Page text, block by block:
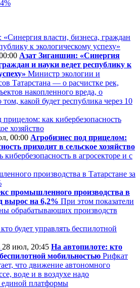
Азат Зиганшин: «Синергия
и науки ведет республику к
Министр экологии и
Татарстана — о расчистке рек,
накопленного вреда, о
какой будет республика через 10
00:00 Агробизнес под прицелом:
приходит в сельское хозяйство
кибербезопасность в агросекторе и с
промышленного производства в
вырос на 6,2% При этом показатели
обрабатывающих производств
28 июл, 20:45 На автопилоте: кто
мобильностью Рифкат
что движение автономного
воде и в воздухе надо
единой платформы